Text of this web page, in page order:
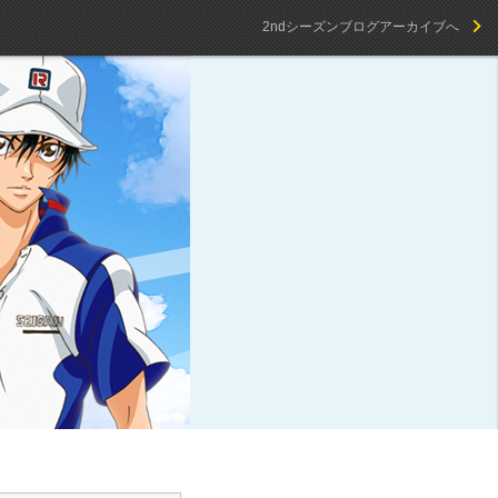
2ndシーズンブログアーカイブへ